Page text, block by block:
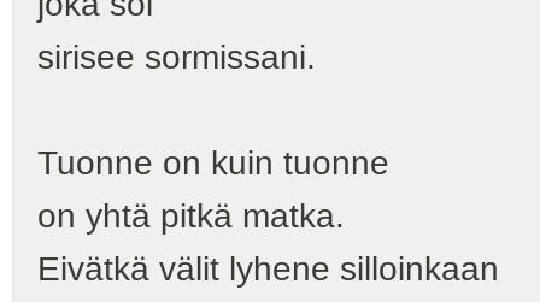
sirisee sormissani.
Tuonne on kuin tuonne
on yhtä pitkä matka.
Eivätkä välit lyhene silloinkaan